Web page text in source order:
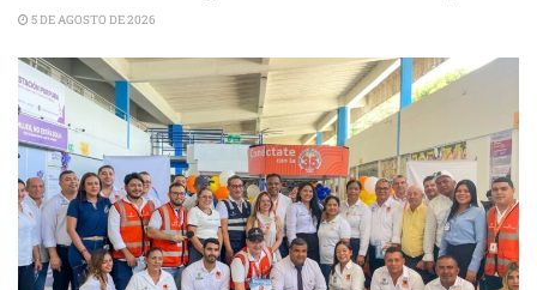
5 DE AGOSTO DE 2026